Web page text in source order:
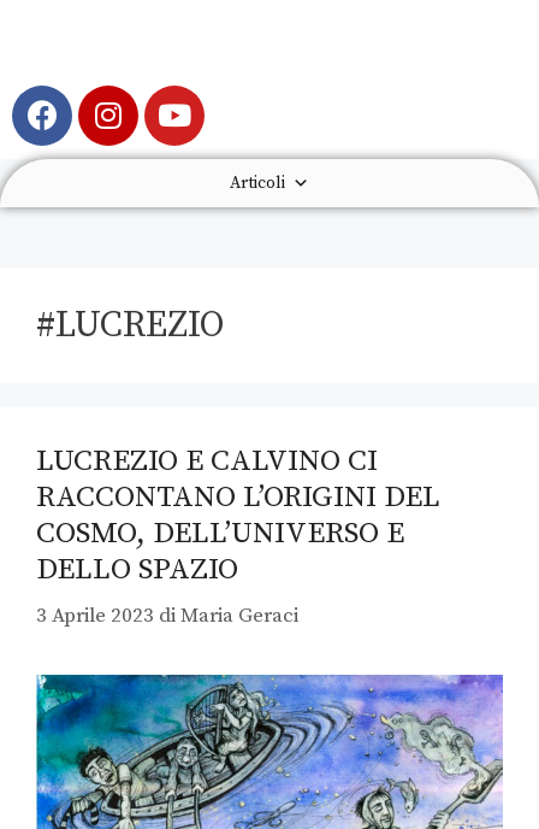
Articoli
#LUCREZIO
LUCREZIO E CALVINO CI
RACCONTANO L’ORIGINI DEL
COSMO, DELL’UNIVERSO E
DELLO SPAZIO
3 Aprile 2023 diMaria Geraci